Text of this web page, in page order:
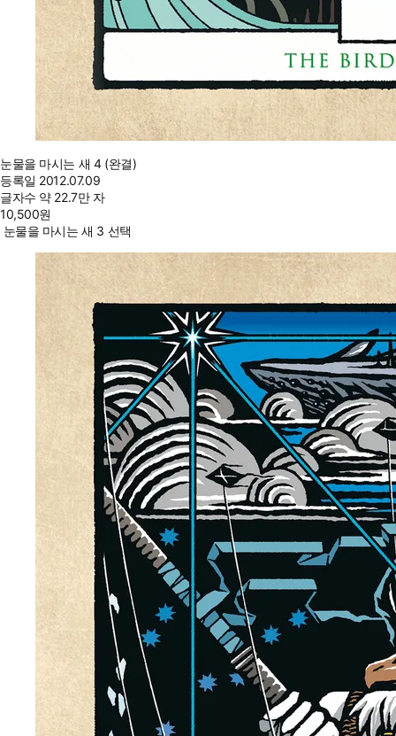
눈물을 마시는 새 4 (완결)
등록일 2012.07.09
글자수 약 22.7만 자
10,500원
눈물을 마시는 새 3 선택